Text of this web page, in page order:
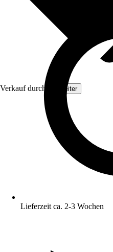
Verkauf durch: Topleiter
Lieferzeit ca. 2-3 Wochen